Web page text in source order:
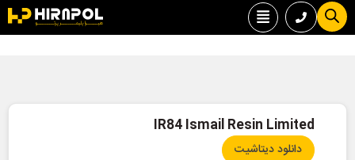
IR84 Ismail Resin Limited
دانلود دیتاشیت